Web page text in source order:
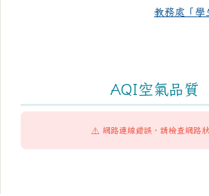
教務處「學
AQI空氣品質
⚠️ 網路連線錯誤，請檢查網路